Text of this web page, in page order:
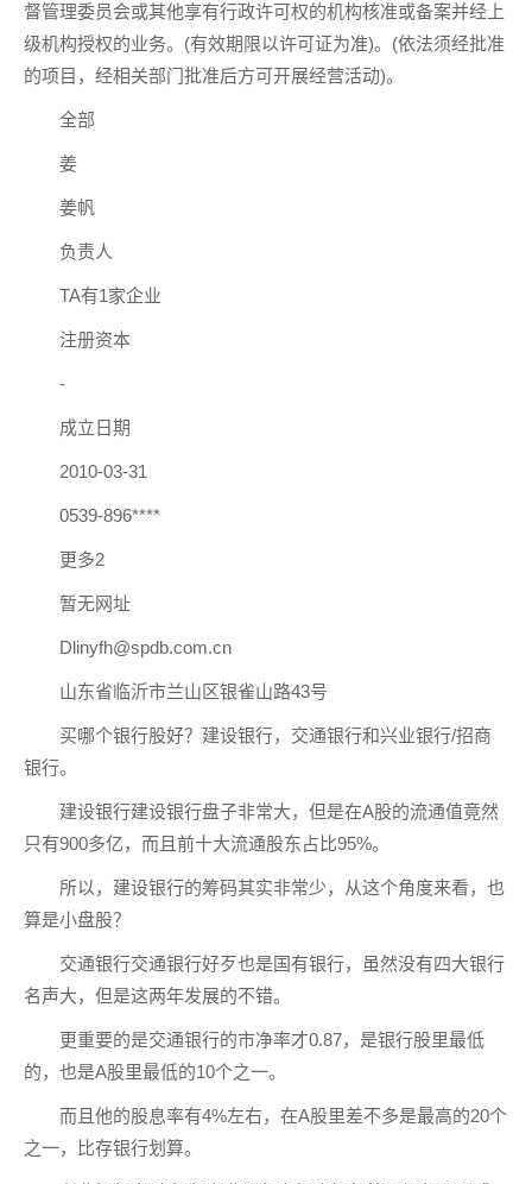
督管理委员会或其他享有行政许可权的机构核准或备案并经上
级机构授权的业务。(有效期限以许可证为准)。(依法须经批准
的项目，经相关部门批准后方可开展经营活动)。
全部
姜
姜帆
负责人
TA有1家企业
注册资本
-
成立日期
2010-03-31
0539-896****
更多2
暂无网址
Dlinyfh@spdb.com.cn
山东省临沂市兰山区银雀山路43号
买哪个银行股好？建设银行，交通银行和兴业银行/招商
银行。
建设银行建设银行盘子非常大，但是在A股的流通值竟然
只有900多亿，而且前十大流通股东占比95%。
所以，建设银行的筹码其实非常少，从这个角度来看，也
算是小盘股？
交通银行交通银行好歹也是国有银行，虽然没有四大银行
名声大，但是这两年发展的不错。
更重要的是交通银行的市净率才0.87，是银行股里最低
的，也是A股里最低的10个之一。
而且他的股息率有4%左右，在A股里差不多是最高的20个
之一，比存银行划算。